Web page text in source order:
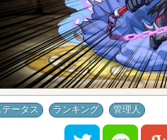
テータス ランキング 管理人